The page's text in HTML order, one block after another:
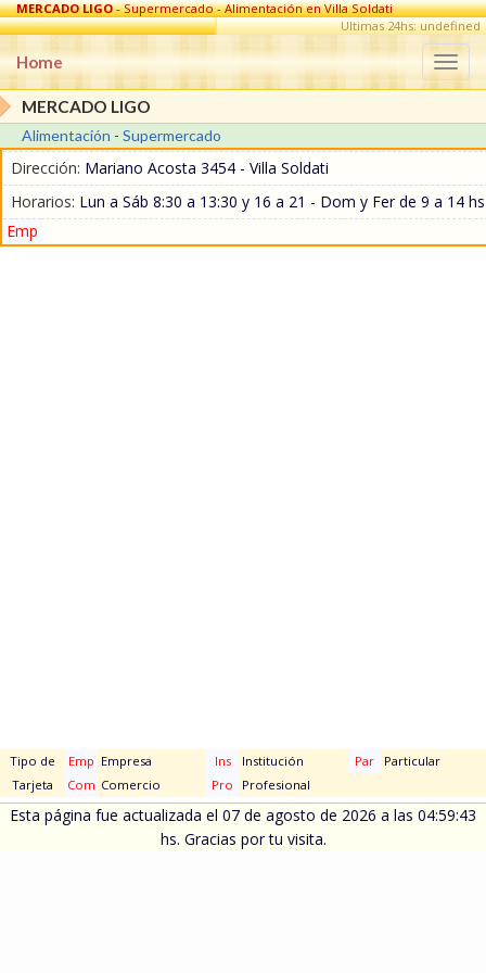
MERCADO LIGO- Supermercado - Alimentación en Villa Soldati
Ultimas 24hs: undefined
Home
MERCADO LIGO
Alimentación - Supermercado
Dirección: Mariano Acosta 3454 - Villa Soldati
Horarios: Lun a Sáb 8:30 a 13:30 y 16 a 21 - Dom y Fer de 9 a 14 hs
Emp
Tipo de
Tarjeta
Emp Empresa Ins Institución Par
Particular
Com Comercio Pro Profesional
Esta página fue actualizada el 07 de agosto de 2026 a las 04:59:43
hs. Gracias por tu visita.